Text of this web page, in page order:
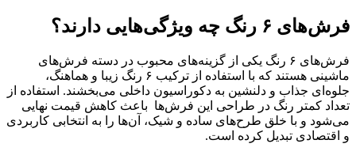
فرش‌های ۶ رنگ چه ویژگی‌هایی دارند؟
فرش‌های ۶ رنگ یکی از گزینه‌های محبوب در دسته فرش‌های
ماشینی هستند که با استفاده از ترکیب ۶ رنگ زیبا و هماهنگ،
جلوه‌ای جذاب و دلنشین به دکوراسیون داخلی می‌بخشند. استفاده از
تعداد کمتر رنگ در طراحی این فرش‌ها باعث کاهش قیمت نهایی
می‌شود و با خلق طرح‌های ساده و شیک، آن‌ها را به انتخابی کاربردی
و اقتصادی تبدیل کرده است.